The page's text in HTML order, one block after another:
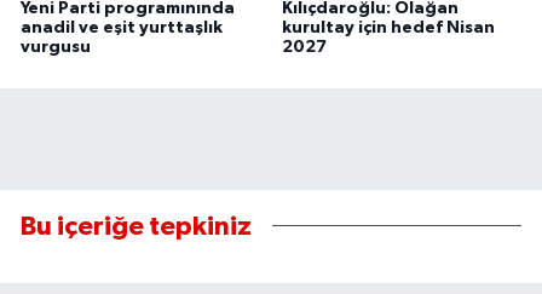
Yeni Parti programınında
anadil ve eşit yurttaşlık
vurgusu
Kılıçdaroğlu: Olağan
kurultay için hedef Nisan
2027
Bu içeriğe tepkiniz